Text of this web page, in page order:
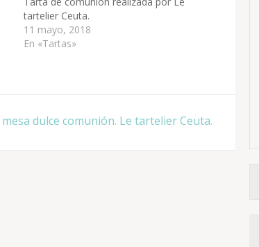
tartelier Ceuta.
11 mayo, 2018
En «Tartas»
dulce comunión. Le tartelier Ceuta.